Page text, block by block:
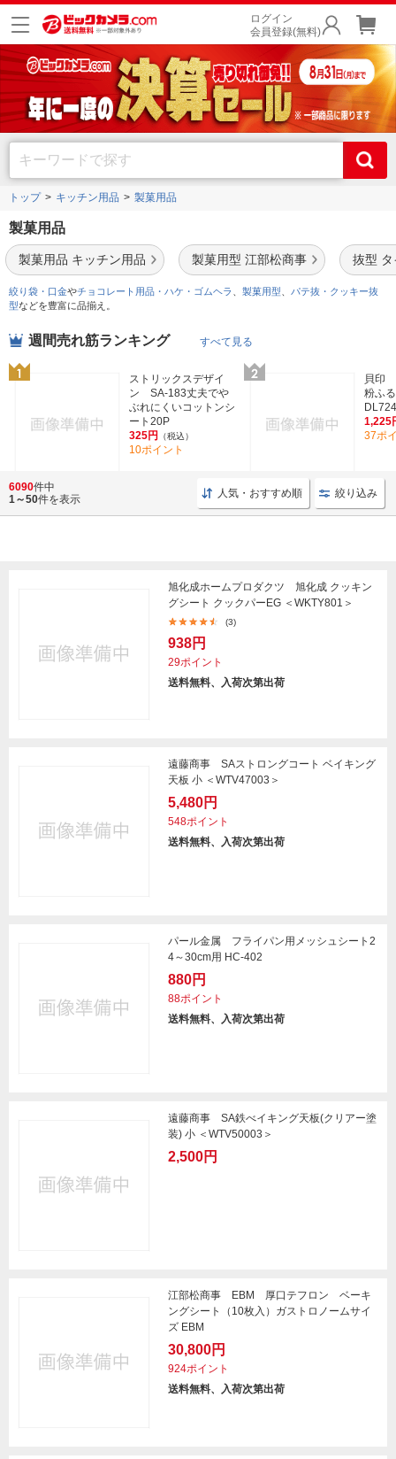
ログイン
会員登録(無料)
トップ キッチン用品 製菓用品
製菓用品
製菓用品 キッチン用品 製菓用型 江部松商事 抜型
絞り袋・口金やチョコレート用品・ハケ・ゴムヘラ 製菓用型
パテ抜・クッキー抜
型などを豊富に品揃え。
週間売れ筋ランキング すべて見る
ストリックスデザイ
ン SA-183丈夫でや
ぶれにくいコットンシ
ート20P
325円
（税込）
10ポイント
貝印
粉ふ
1,225
37ポ
6090件中
1～50件を表示 人気・おすすめ順 絞り込み
旭化成ホームプロダクツ 旭化成 クッキン
グシート クックパーEG ＜WKTY801＞
(3)
938円
29ポイント
送料無料、入荷次第出荷
遠藤商事 SAストロングコート ベイキング
天板 小 ＜WTV47003＞
5,480円
548ポイント
送料無料、入荷次第出荷
パール金属 フライパン用メッシュシート2
4～30cm用 HC-402
880円
88ポイント
送料無料、入荷次第出荷
遠藤商事 SA鉄べイキング天板(クリアー塗
装) 小 ＜WTV50003＞
2,500円
江部松商事 EBM 厚口テフロン ベーキ
ングシート（10枚入）ガストロノームサイ
ズ EBM
30,800円
924ポイント
送料無料、入荷次第出荷